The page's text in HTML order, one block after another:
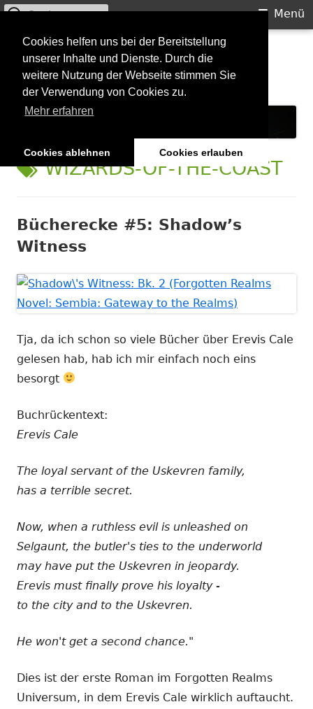
Cookies helfen uns bei der Bereitstellung
unserer Inhalte und Dienste. Durch die
weitere Nutzung der Webseite stimmen Sie
der Verwendung von Cookies zu.
Mehr erfahren
Cookies ablehnen Cookies erlauben
Springe
Inhalt
Starkilla
Konzertberichte und mehr
Primäres
Menü
Menü
Suchen
SCHLAGWORT:
WIZARDS-OF-THE-COAST
Bücherecke #5: Shadow’s
Witness
Tja, da ich schon so viele Bücher über Erevis Cale
gelesen hab, hab ich mir einfach noch eins
besorgt
Buchrückentext:
Erevis Cale
The loyal servant of the Uskevren family,
has a terrible secret.
Now, when a ruthless evil is unleashed on
Selgaunt, the butler's ties to the underworld
may have put the Uskevren in jeopardy.
Erevis must finally prove his loyalty -
to the city and to the Uskevren.
He won't get a second chance."
Dies ist der erste Roman im Forgotten Realms
Universum, in dem Erevis Cale wirklich auftaucht.